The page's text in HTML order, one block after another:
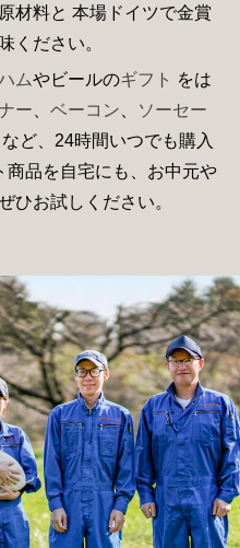
材料と 本場ドイツで金賞
ください。
ムやビールのギフト をは
ー ベーコン
ソーセー
など、24時間いつでも購入
商品を自宅にも、お中元や
ひお試しください。